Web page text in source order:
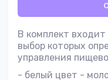
В комплект
выбор которых
управления
- белый цвет -